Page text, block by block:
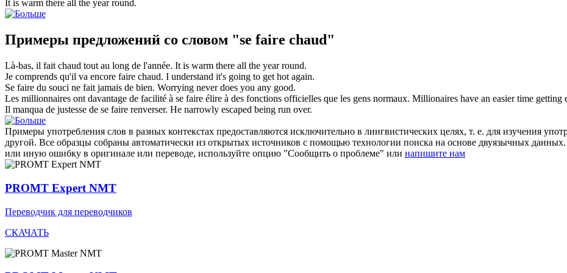
It is warm there all the year round.
Примеры предложений со словом "se faire chaud"
Là-bas, il fait chaud tout au long de l'année. It is warm there all the year round.
Je comprends qu'il va encore faire chaud. I understand it's going to get hot again.
Se faire du souci ne fait jamais de bien. Worrying neverdoes you any good.
Les millionnaires ont davantage de facilité à se faire élire à des fonctions officielles que les gens normaux. Millionaires have an easier time getting
Il manqua de justesse de se faire renverser. He narrowly escaped being run over.
Примеры употребления слов в разных контекстах предоставляются исключительно в лингвистических целях, т. е. для изучения
другой. Все образцы собраны автоматически из открытых источников с помощью технологии поиска на основе двуязычных
или иную ошибку в оригинале или переводе, используйте опцию "Сообщить о проблеме" или напишите нам
PROMT Expert NMT
Переводчик для переводчиков
СКАЧАТЬ